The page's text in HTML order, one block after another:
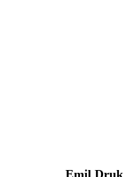
Emil Druk